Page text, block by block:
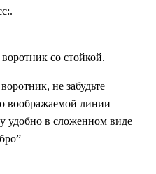
со стойкой.
не забудьте
воображаемой линии
удобно в сложенном виде